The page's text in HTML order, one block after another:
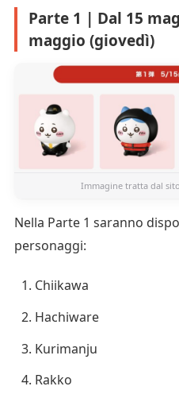
Parte 1 | Dal 15
maggio (giovedì)
Immagine tratta dal
Nella Parte 1 saranno
personaggi:
Chiikawa
Hachiware
Kurimanju
Rakko